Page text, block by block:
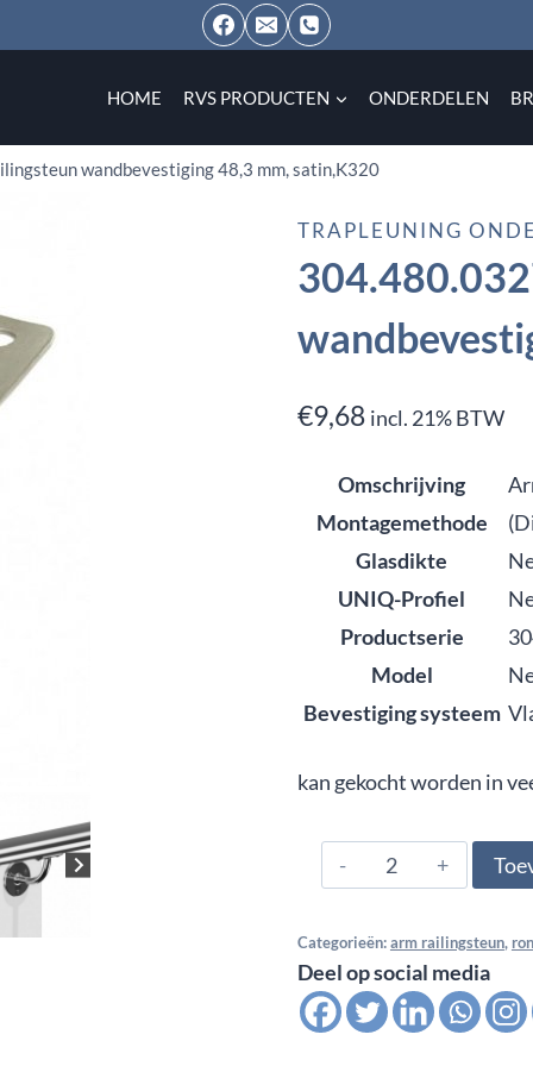
HOME RVS PRODUCTEN ONDERDELEN
wandbevestiging 48,3 mm, satin,K320
TRAPLEUNING
€9,68 incl. 21% BTW
Omschrijving
Montagemethode
Glasdikte
UNIQ-Profiel
Productserie
Model
Bevestiging systeem
kan gekocht worden in
304.480.0327,
Arm
wandbevestiging
48,3
mm,
Categorieën: arm railingsteun,
Deel op social media